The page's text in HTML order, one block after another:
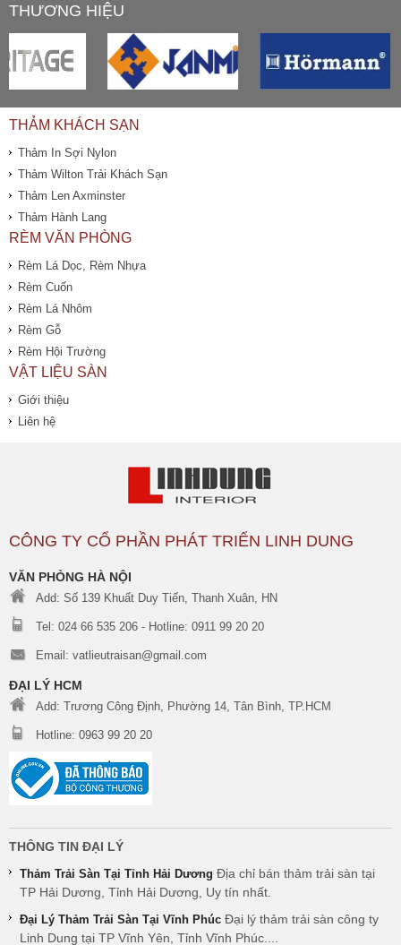
THƯƠNG HIỆU
THẢM KHÁCH SẠN
Thảm In Sợi Nylon
Thảm Wilton Trải Khách Sạn
Thảm Len Axminster
Thảm Hành Lang
RÈM VĂN PHÒNG
Rèm Lá Dọc, Rèm Nhựa
Rèm Cuốn
Rèm Lá Nhôm
Rèm Gỗ
Rèm Hội Trường
VẬT LIỆU SÀN
Giới thiệu
Liên hệ
CÔNG TY CỔ PHẦN PHÁT TRIỂN LINH DUNG
VĂN PHÒNG HÀ NỘI
Add: Số 139 Khuất Duy Tiến, Thanh Xuân, HN
Tel: 024 66 535 206 - Hotline: 0911 99 20 20
Email: vatlieutraisan@gmail.com
ĐẠI LÝ HCM
Add: Trương Công Định, Phường 14, Tân Bình, TP.HCM
Hotline: 0963 99 20 20
THÔNG TIN ĐẠI LÝ
Thảm Trải Sàn Tại Tỉnh Hải Dương Địa chỉ bán thảm trải sàn tại
TP Hải Dương, Tỉnh Hải Dương, Uy tín nhất.
Đại Lý Thảm Trải Sàn Tại Vĩnh Phúc Đại lý thảm trải sàn công ty
Linh Dung tại TP Vĩnh Yên, Tỉnh Vĩnh Phúc....